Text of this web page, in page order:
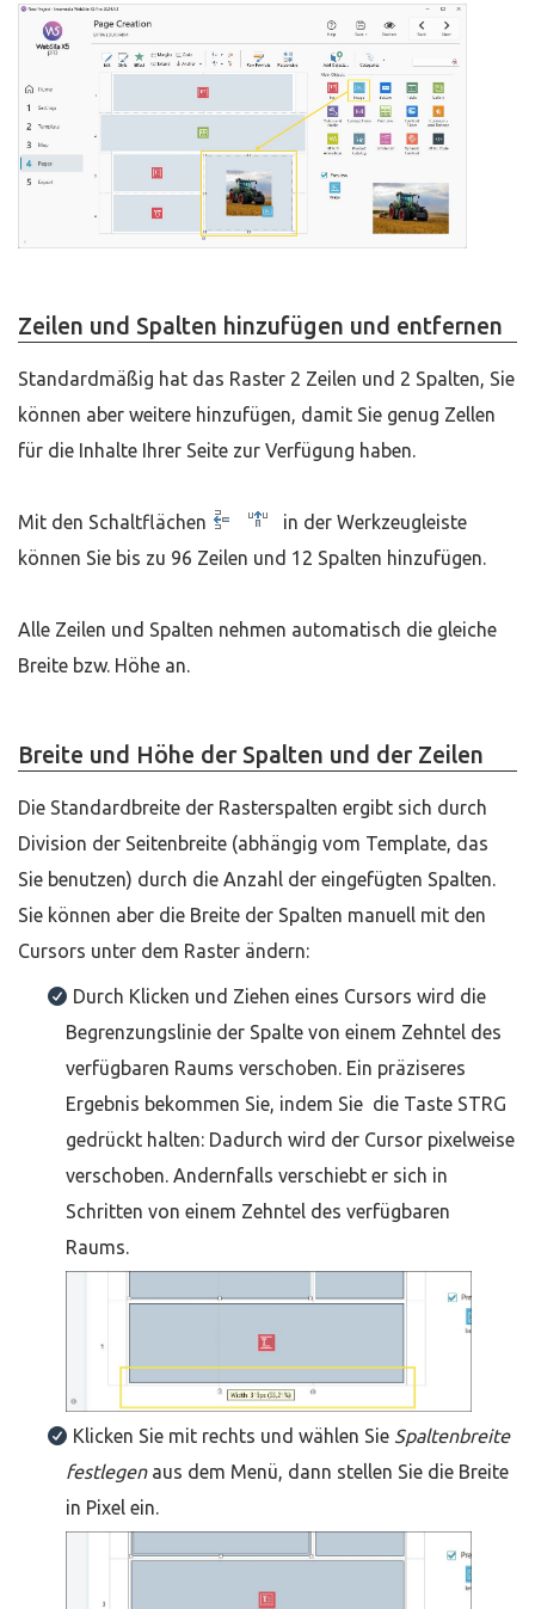
Zeilen und Spalten hinzufügen und entfernen
Standardmäßig hat das Raster 2 Zeilen und 2 Spalten, Sie
können aber weitere hinzufügen, damit Sie genug Zellen
für die Inhalte Ihrer Seite zur Verfügung haben.
Mit den Schaltflächen
in der Werkzeugleiste
können Sie bis zu 96 Zeilen und 12 Spalten hinzufügen.
Alle Zeilen und Spalten nehmen automatisch die gleiche
Breite bzw. Höhe an.
Breite und Höhe der Spalten und der Zeilen
Die Standardbreite der Rasterspalten ergibt sich durch
Division der Seitenbreite (abhängig vom Template, das
Sie benutzen) durch die Anzahl der eingefügten Spalten.
Sie können aber die Breite der Spalten manuell mit den
Cursors unter dem Raster ändern:
Durch Klicken und Ziehen eines Cursors wird die
Begrenzungslinie der Spalte von einem Zehntel des
verfügbaren Raums verschoben. Ein präziseres
Ergebnis bekommen Sie, indem Sie die Taste STRG
gedrückt halten: Dadurch wird der Cursor pixelweise
verschoben. Andernfalls verschiebt er sich in
Schritten von einem Zehntel des verfügbaren
Raums.
Klicken Sie mit rechts und wählen Sie Spaltenbreite
festlegenaus dem Menü, dann stellen Sie die Breite
in Pixel ein.